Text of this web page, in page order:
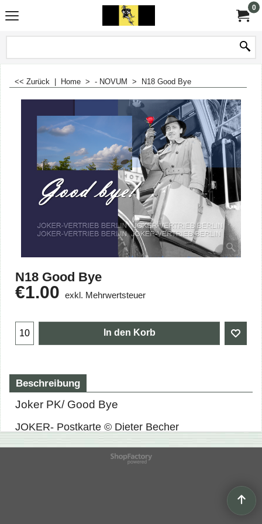
0
<< Zurück Home > - NOVUM > N18 Good Bye
N18 Good Bye
€1.00 exkl. Mehrwertsteuer
In den Korb
Beschreibung
Joker PK/ Good Bye
JOKER- Postkarte © Dieter Becher
WebShop erstellt mit
ShopFactory Shop